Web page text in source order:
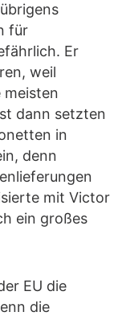
für
Er
weil
meisten
dann setzten
in
denn
mit Victor
ein großes
EU die
die